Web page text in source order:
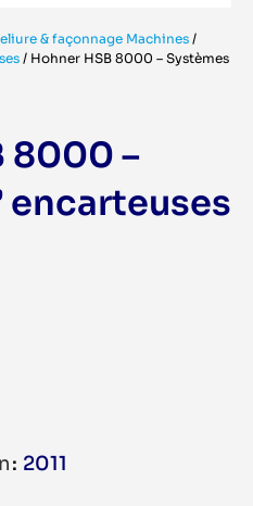
& façonnage Machines /
/ Hohner HSB 8000 – Systèmes
8000 –
encarteuses
2011